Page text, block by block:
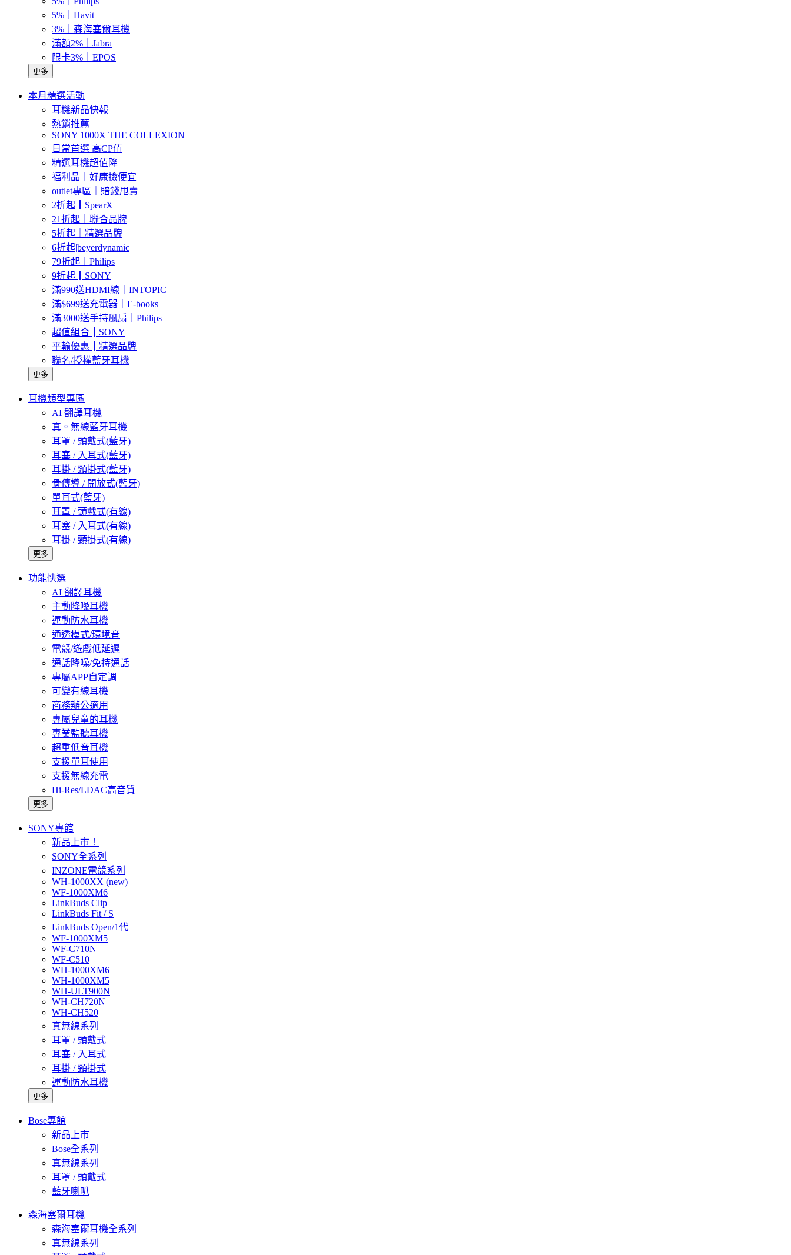
5%｜Havit
3%｜森海塞爾耳機
滿額2%｜Jabra
限卡3%｜EPOS
更多
本月精選活動
耳機新品快報
熱銷推薦
SONY 1000X THE COLLEXION
日常首選 高CP值
精選耳機超值降
福利品｜好康撿便宜
outlet專區｜賠錢甩賣
2折起┃SpearX
21折起｜聯合品牌
5折起｜精選品牌
6折起|beyerdynamic
79折起｜Philips
9折起┃SONY
滿990送HDMI線｜INTOPIC
滿$699送充電器｜E-books
滿3000送手持風扇｜Philips
超值組合┃SONY
平輸優惠┃精選品牌
聯名/授權藍牙耳機
更多
耳機類型專區
AI 翻譯耳機
真。無線藍牙耳機
耳罩 / 頭戴式(藍牙)
耳塞 / 入耳式(藍牙)
耳掛 / 頸掛式(藍牙)
骨傳導 / 開放式(藍牙)
單耳式(藍牙)
耳罩 / 頭戴式(有線)
耳塞 / 入耳式(有線)
耳掛 / 頸掛式(有線)
更多
功能快選
AI 翻譯耳機
主動降噪耳機
運動防水耳機
通透模式/環境音
電競/遊戲低延遲
通話降噪/免持通話
專屬APP自定調
可變有線耳機
商務辦公適用
專屬兒童的耳機
專業監聽耳機
超重低音耳機
支援單耳使用
支援無線充電
Hi-Res/LDAC高音質
更多
SONY專館
新品上市！
SONY全系列
INZONE電競系列
WH-1000XX (new)
WF-1000XM6
LinkBuds Clip
LinkBuds Fit / S
LinkBuds Open/1代
WF-1000XM5
WF-C710N
WF-C510
WH-1000XM6
WH-1000XM5
WH-ULT900N
WH-CH720N
WH-CH520
真無線系列
耳罩 / 頭戴式
耳塞 / 入耳式
耳掛 / 頸掛式
運動防水耳機
更多
Bose專館
新品上市
Bose全系列
真無線系列
耳罩 / 頭戴式
藍牙喇叭
森海塞爾耳機
森海塞爾耳機全系列
真無線系列